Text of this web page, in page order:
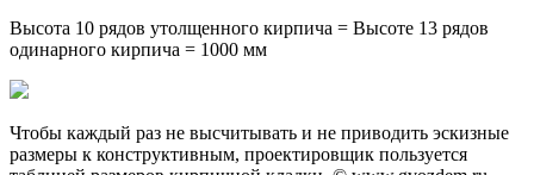
Высота 10 рядов утолщенного кирпича = Высоте 13 рядов
одинарного кирпича = 1000 мм
Чтобы каждый раз не высчитывать и не приводить эскизные
размеры к конструктивным, проектировщик пользуется